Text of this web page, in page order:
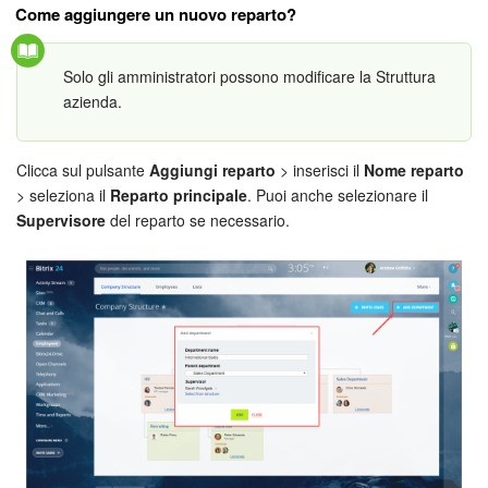
Bitrix24 Market
Siti e store
Dipendenti
Knowledge base
Firma elettronica
Firma elettronica per HR
Automazione
Flussi di lavoro
Come aggiungere un nuovo reparto?
Solo gli amministratori possono modificare la Struttura
azienda.
Clicca sul pulsante Aggiungi reparto > inserisci il Nome reparto
> seleziona il Reparto principale. Puoi anche selezionare il
Supervisore del reparto se necessario.